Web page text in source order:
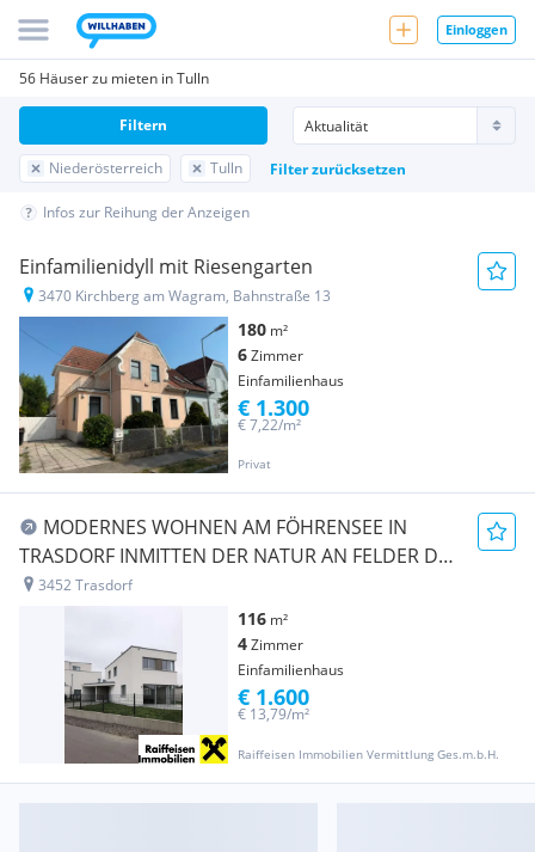
Einloggen
56 Häuser zu mieten in Tulln
Niederösterreich Tulln Filter zurücksetzen
Filtern
Infos zur Reihung der Anzeigen
Einfamilienidyll mit Riesengarten
3470 Kirchberg am Wagram, Bahnstraße 13
180 m²
6Zimmer
Einfamilienhaus
Privat
€ 7,22/m²
€ 1.300
MODERNES WOHNEN AM FÖHRENSEE IN
TRASDORF INMITTEN DER NATUR AN FELDER DER
REGION ANGRENZEND
3452 Trasdorf
116 m²
4Zimmer
Einfamilienhaus
Raiffeisen Immobilien Vermittlung Ges.m.b.H.
€ 13,79/m²
€ 1.600